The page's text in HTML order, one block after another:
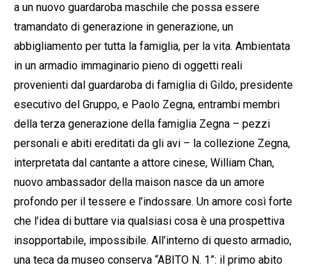
a un nuovo guardaroba maschile che possa essere
tramandato di generazione in generazione, un
abbigliamento per tutta la famiglia, per la vita. Ambientata
in un armadio immaginario pieno di oggetti reali
provenienti dal guardaroba di famiglia di Gildo, presidente
esecutivo del Gruppo, e Paolo Zegna, entrambi membri
della terza generazione della famiglia Zegna – pezzi
personali e abiti ereditati da gli avi – la collezione Zegna,
interpretata dal cantante a attore cinese, William Chan,
nuovo ambassador della maison nasce da un amore
profondo per il tessere e l’indossare. Un amore così forte
che l’idea di buttare via qualsiasi cosa è una prospettiva
insopportabile, impossibile. All’interno di questo armadio,
una teca da museo conserva “ABITO N. 1”: il primo abito